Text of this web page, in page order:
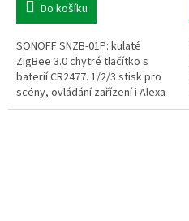
Do košíku
SONOFF SNZB-01P: kulaté
ZigBee 3.0 chytré tlačítko s
baterií CR2477. 1/2/3 stisk pro
scény, ovládání zařízení i Alexa
rutiny, možnost alarmu.